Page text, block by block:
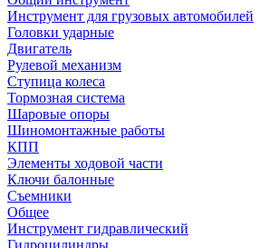
Инструмент для грузовых автомобилей
Головки ударные
Двигатель
Рулевой механизм
Ступица колеса
Тормозная система
Шаровые опоры
Шиномонтажные работы
КПП
Элементы ходовой части
Ключи балонные
Съемники
Общее
Инструмент гидравлический
Гидроцилиндры